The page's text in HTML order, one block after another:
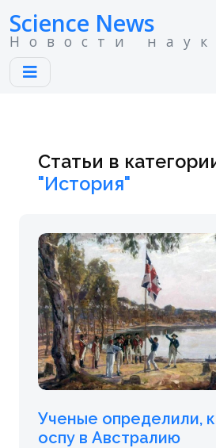
Science News
Новости
Статьи в
"История"
Ученые определили,
оспу в Австралию